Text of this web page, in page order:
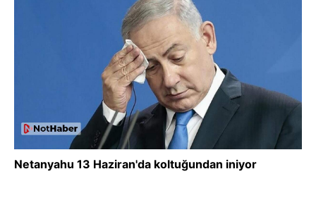
Netanyahu 13 Haziran'da koltuğundan iniyor